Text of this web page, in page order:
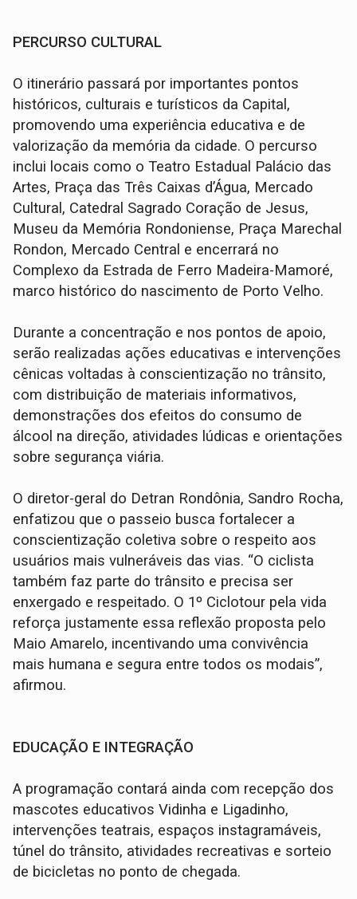
PERCURSO CULTURAL
O itinerário passará por importantes pontos
históricos, culturais e turísticos da Capital,
promovendo uma experiência educativa e de
valorização da memória da cidade. O percurso
inclui locais como o Teatro Estadual Palácio das
Artes, Praça das Três Caixas d’Água, Mercado
Cultural, Catedral Sagrado Coração de Jesus,
Museu da Memória Rondoniense, Praça Marechal
Rondon, Mercado Central e encerrará no
Complexo da Estrada de Ferro Madeira-Mamoré,
marco histórico do nascimento de Porto Velho.
Durante a concentração e nos pontos de apoio,
serão realizadas ações educativas e intervenções
cênicas voltadas à conscientização no trânsito,
com distribuição de materiais informativos,
demonstrações dos efeitos do consumo de
álcool na direção, atividades lúdicas e orientações
sobre segurança viária.
O diretor-geral do Detran Rondônia, Sandro Rocha,
enfatizou que o passeio busca fortalecer a
conscientização coletiva sobre o respeito aos
usuários mais vulneráveis das vias. “O ciclista
também faz parte do trânsito e precisa ser
enxergado e respeitado. O 1º Ciclotour pela vida
reforça justamente essa reflexão proposta pelo
Maio Amarelo, incentivando uma convivência
mais humana e segura entre todos os modais”,
afirmou.
EDUCAÇÃO E INTEGRAÇÃO
A programação contará ainda com recepção dos
mascotes educativos Vidinha e Ligadinho,
intervenções teatrais, espaços instagramáveis,
túnel do trânsito, atividades recreativas e sorteio
de bicicletas no ponto de chegada.